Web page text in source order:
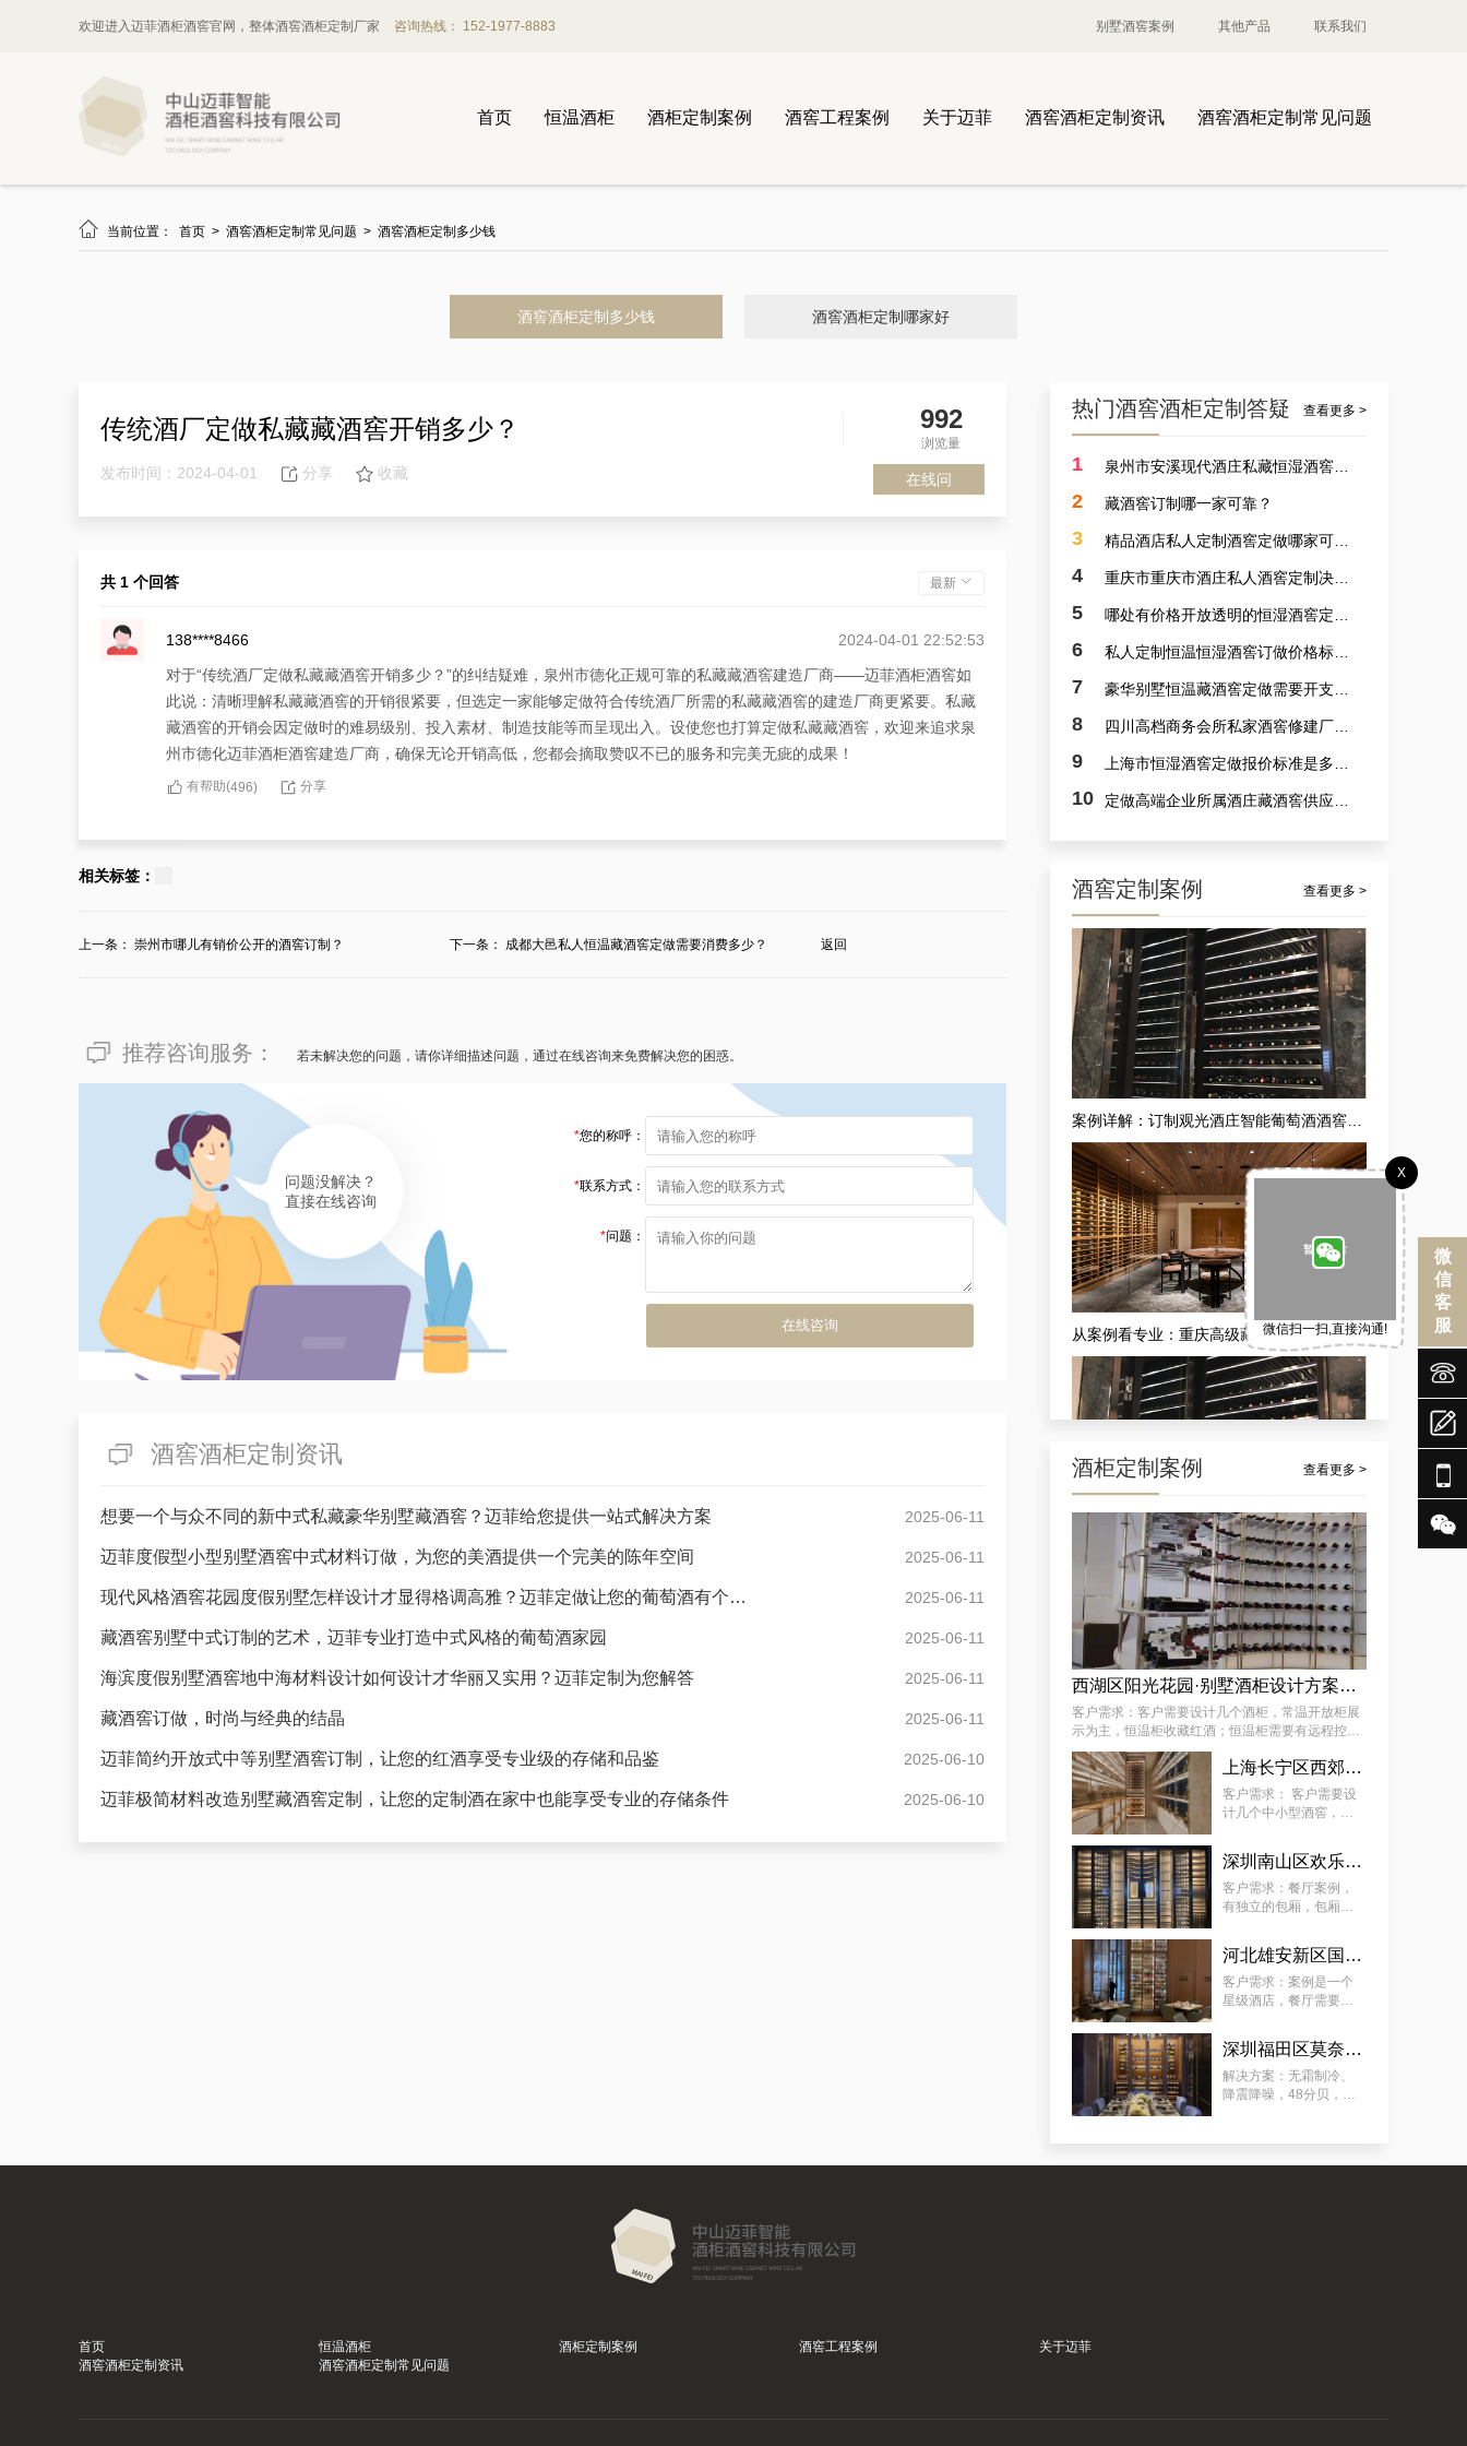
欢迎进入迈菲酒柜酒窖官网，整体酒窖酒柜定制厂家 咨询热线： 152-1977-8883 别墅酒窖案例 其他产品 联系我们
首页 恒温酒柜 酒柜定制案例 酒窖工程案例 关于迈菲 酒窖酒柜定制资讯 酒窖酒柜定制常见问题
 当前位置： 首页 > 酒窖酒柜定制常见问题 > 酒窖酒柜定制多少钱
酒窖酒柜定制多少钱 酒窖酒柜定制哪家好
传统酒厂定做私藏藏酒窖开销多少？ 992
浏览量
发布时间：2024-04-01 分享 收藏 在线问
共 1 个回答 最新
138****8466
2024-04-01 22:52:53
对于“传统酒厂定做私藏藏酒窖开销多少？”的纠结疑难，泉州市德化正规可靠的私藏藏酒窖建造厂商——迈菲酒柜酒窖如
此说：清晰理解私藏藏酒窖的开销很紧要，但选定一家能够定做符合传统酒厂所需的私藏藏酒窖的建造厂商更紧要。私藏
藏酒窖的开销会因定做时的难易级别、投入素材、制造技能等而呈现出入。设使您也打算定做私藏藏酒窖，欢迎来追求泉
州市德化迈菲酒柜酒窖建造厂商，确保无论开销高低，您都会摘取赞叹不已的服务和完美无疵的成果！
有帮助(496) 分享
相关标签：
上一条： 崇州市哪儿有销价公开的酒窖订制？ 下一条： 成都大邑私人恒温藏酒窖定做需要消费多少？ 返回
推荐咨询服务： 若未解决您的问题，请你详细描述问题，通过在线咨询来免费解决您的困惑。
问题没解决？
直接在线咨询
*您的称呼：
*联系方式：
*问题：
酒窖酒柜定制资讯
想要一个与众不同的新中式私藏豪华别墅藏酒窖？迈菲给您提供一站式解决方案 2025-06-11
迈菲度假型小型别墅酒窖中式材料订做，为您的美酒提供一个完美的陈年空间 2025-06-11
现代风格酒窖花园度假别墅怎样设计才显得格调高雅？迈菲定做让您的葡萄酒有个好家 2025-06-11
藏酒窖别墅中式订制的艺术，迈菲专业打造中式风格的葡萄酒家园 2025-06-11
海滨度假别墅酒窖地中海材料设计如何设计才华丽又实用？迈菲定制为您解答 2025-06-11
藏酒窖订做，时尚与经典的结晶 2025-06-11
迈菲简约开放式中等别墅酒窖订制，让您的红酒享受专业级的存储和品鉴 2025-06-10
迈菲极简材料改造别墅藏酒窖定制，让您的定制酒在家中也能享受专业的存储条件 2025-06-10
热门酒窖酒柜定制答疑 查看更多 >
1
2 藏酒窖订制哪一家可靠？
3
4
5
6
7
8
9
10
酒窖定制案例 查看更多 >
案例讲解：定做别墅艺术恒湿藏酒窖，别墅山洞藏酒窖设计厂商的实例展示
从案例看专业：重庆高级藏酒窖红酒酒庄供应商的现代酒庄法式恒湿藏酒窖定做之道
成功案例分享：订制社交会所防潮酒窖，武隆酒窖订制会所供应商独家揭秘
怀柔区极简酒窖红酒别墅厂商的案例观察，揭秘订做别墅山洞恒温酒窖的秘诀
酒柜定制案例 查看更多 >
西湖区阳光花园·别墅酒柜设计方案推荐
客户需求：客户需要设计几个酒柜，常温开放柜展
示为主，恒温柜收藏红酒；恒温柜需要有远程控制
温湿度功能 。
上海长宁区西郊壹号·会所：中小型酒柜定制解决方案
客户需求： 客户需要设
计几个中小型酒窖，常
温柜放红酒；恒温柜需
要有远程控制温湿度功
能 。
深圳南山区欢乐海岸社佳日本料理恒温酒柜定制案例
客户需求：餐厅案例，
有独立的包厢，包厢酒
5~22°C（ 可调 ）。主
要放：红酒、清酒、洋
酒（ 洋酒可常温 ）。
河北雄安新区国际酒店酒柜定制服务案例
客户需求：案例是一个
星级酒店，餐厅需要展
酒、清酒、啤酒，酒柜
放在显眼位置，可供客
人欣赏和选择喜欢的餐
酒，需容量尽可能大。
深圳福田区莫奈法餐厅欧式风格酒柜定制服务
解决方案：无霜制冷、
降震降噪，48分贝，适
酿；用餐厅酒柜 ，餐酒
首页 恒温酒柜 酒柜定制案例 酒窖工程案例
关于迈菲
酒窖酒柜定制资讯
酒窖酒柜定制常见问题
微
信
客
服
X
微信扫一扫,直接沟通!




